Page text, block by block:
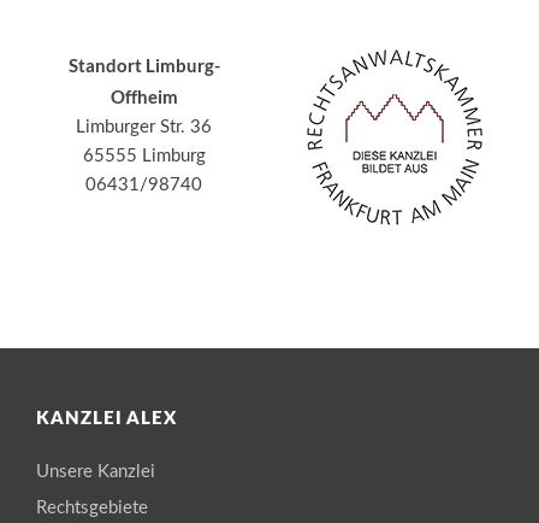
Standort Limburg-
Offheim
Limburger Str. 36
65555 Limburg
06431/98740
KANZLEI ALEX
Unsere Kanzlei
Rechtsgebiete